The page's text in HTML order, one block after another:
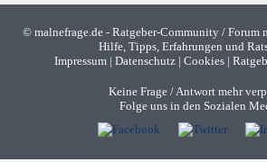
© malnefrage.de - Ratgeber-Community / Forum
Hilfe, Tipps, Erfahrungen und
Impressum | Datenschutz | Cookies |
Keine Frage / Antwort mehr
Folge uns in den Sozialen